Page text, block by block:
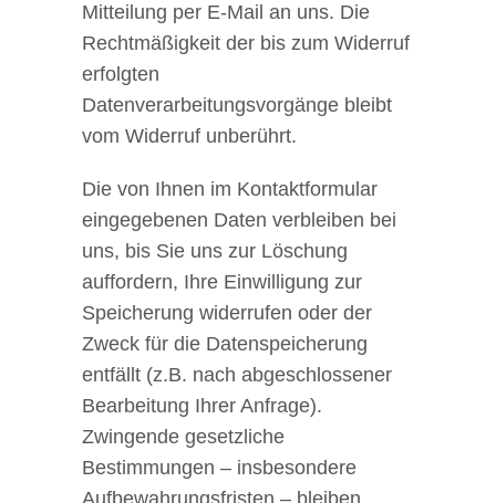
Mitteilung per E-Mail an uns. Die
Rechtmäßigkeit der bis zum Widerruf
erfolgten
Datenverarbeitungsvorgänge bleibt
vom Widerruf unberührt.
Die von Ihnen im Kontaktformular
eingegebenen Daten verbleiben bei
uns, bis Sie uns zur Löschung
auffordern, Ihre Einwilligung zur
Speicherung widerrufen oder der
Zweck für die Datenspeicherung
entfällt (z.B. nach abgeschlossener
Bearbeitung Ihrer Anfrage).
Zwingende gesetzliche
Bestimmungen – insbesondere
Aufbewahrungsfristen – bleiben